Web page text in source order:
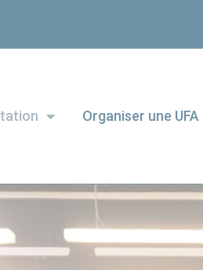
Organiser une UFA